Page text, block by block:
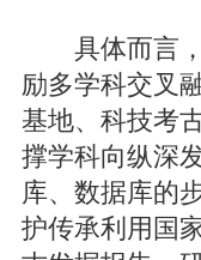
具体而言，
励多学科交叉
基地、科技考
撑学科向纵深
库、数据库的
护传承利用国